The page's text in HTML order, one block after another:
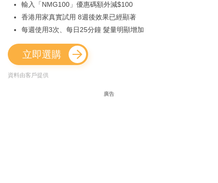
輸入「NMG100」優惠碼額外減$100
香港用家真實試用 8週後效果已經顯著
每週使用3次、每日25分鐘 髮量明顯增加
立即選購
資料由客戶提供
廣告